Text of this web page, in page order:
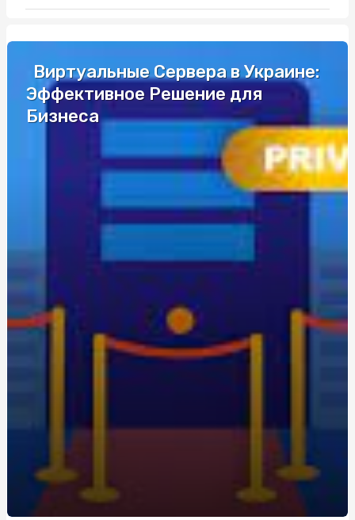
Разборки Субару: Как Найти Нужные Запчасти
Промышленные светильники и автоматы Шнайдер по
Уроки экстремального вождения: путь к повышению
Одноразовая электронная сигарета: удобство и
экономия для новичков
Живокост мазь: где купить и по какой цене?
та безпеку
Метандростенолон: використання та ефекти у
Восстановление Вашей Ванны: Как выбрать и
Papa-Vann.com
Продажа туринабола онлайн в Киеве: steroidon.com
предлагает лучшие стероиды
Виртуальные Сервера в Украине:
Эффективное Решение для
Бизнеса